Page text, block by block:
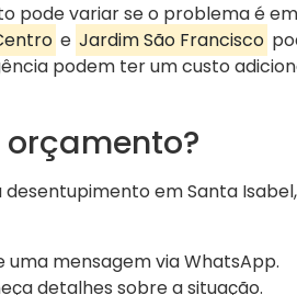
pode variar se o problema é
e Jardim São Francisco
podem ter um custo
em Santa
uma mensagem via WhatsApp.
detalhes sobre a situação.